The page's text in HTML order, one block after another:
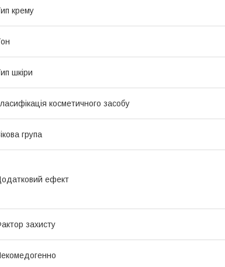
крему
шкіри
косметичного засобу
група
ефект
захисту